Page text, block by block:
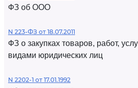
ФЗ об ООО
N 223-ФЗ от 18.07.2011
ФЗ о закупках товаров, работ,
видами юридических лиц
N 2202-1 от 17.01.1992